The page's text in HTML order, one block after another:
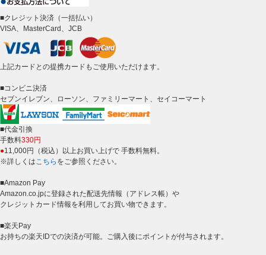
■クレジット決済（一括払い）
VISA、MasterCard、JCB
上記カードとの提携カードもご使用いただけます。
■コンビニ決済
セブンイレブン、ローソン、ファミリーマート、セイコーマート
■代金引換
手数料330円
●11,000円（税込）以上お買い上げで 手数料無料。
※詳しくはこちら をご参照ください。
■Amazon Pay
Amazon.co.jpに登録された配送先情報（アドレス帳）や
クレジットカード情報を利用してお買い物できます。
■楽天Pay
お持ちの楽天IDでの決済が可能。ご購入後にポイントが付与されます。